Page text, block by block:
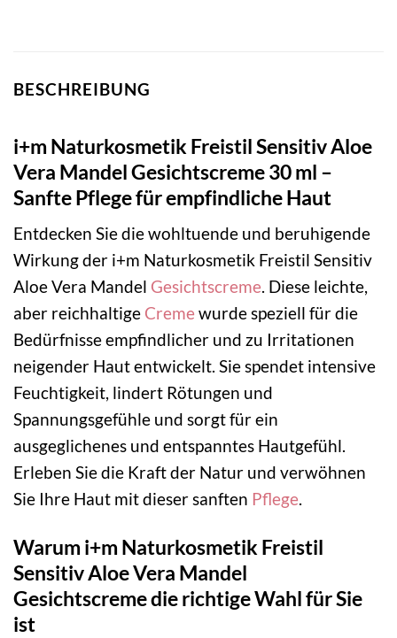
BESCHREIBUNG
i+m Naturkosmetik Freistil Sensitiv Aloe
Vera Mandel Gesichtscreme 30 ml –
Sanfte Pflege für empfindliche Haut
Entdecken Sie die wohltuende und beruhigende
Wirkung der i+m Naturkosmetik Freistil Sensitiv
Aloe Vera Mandel Gesichtscreme. Diese leichte,
aber reichhaltige Cremewurde speziell für die
Bedürfnisse empfindlicher und zu Irritationen
neigender Haut entwickelt. Sie spendet intensive
Feuchtigkeit, lindert Rötungen und
Spannungsgefühle und sorgt für ein
ausgeglichenes und entspanntes Hautgefühl.
Erleben Sie die Kraft der Natur und verwöhnen
Sie Ihre Haut mit dieser sanften Pflege.
Warum i+m Naturkosmetik Freistil
Sensitiv Aloe Vera Mandel
Gesichtscreme die richtige Wahl für Sie
ist